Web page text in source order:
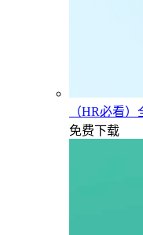
（HR必看
免费下载